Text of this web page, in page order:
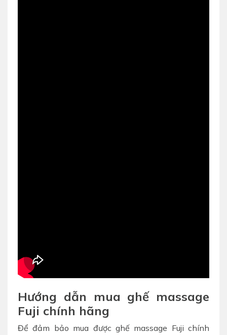
Hướng dẫn mua ghế massage
Fuji chính hãng
Để đảm bảo mua được ghế massage Fuji chính